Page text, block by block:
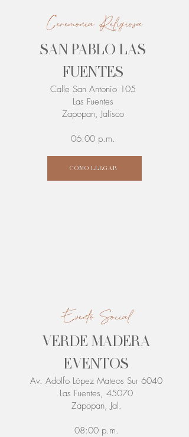
Ceremonia Religiosa
SAN PABLO LAS
FUENTES
Calle San Antonio 105
Las Fuentes
Zapopan, Jalisco
06:00 p.m.
CÓMO LLEGAR
Evento Social
VERDE MADERA
EVENTOS
Av. Adolfo López Mateos Sur 6040
Las Fuentes, 45070
Zapopan, Jal.
08:00 p.m.